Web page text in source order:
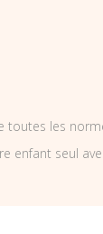
toutes les
enfant seul